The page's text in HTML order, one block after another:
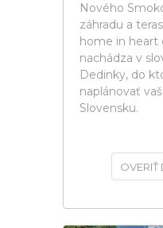
Nového
záhradu a
home in heart
nachádza v
Dedinky, do
naplánovať
Slovensku.
OVERIŤ